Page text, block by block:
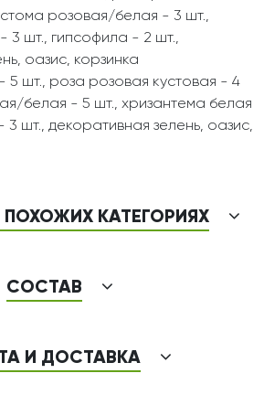
розовая/белая - 3 шт.,
3 шт., гипсофила - 2 шт.,
оазис, корзинка
5 шт., роза розовая кустовая - 4
белая - 5 шт., хризантема белая
шт., декоративная зелень, оазис,
ПОХОЖИХ КАТЕГОРИЯХ
СОСТАВ
И ДОСТАВКА